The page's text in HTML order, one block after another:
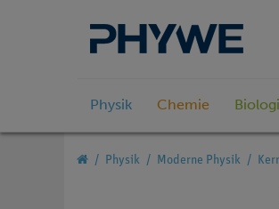
Physik Chemie
Physik Moderne Physik